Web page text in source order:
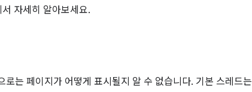
서 자세히 알아보세요.
는 페이지가 어떻게 표시될지 알 수 없습니다. 기본 스레드는